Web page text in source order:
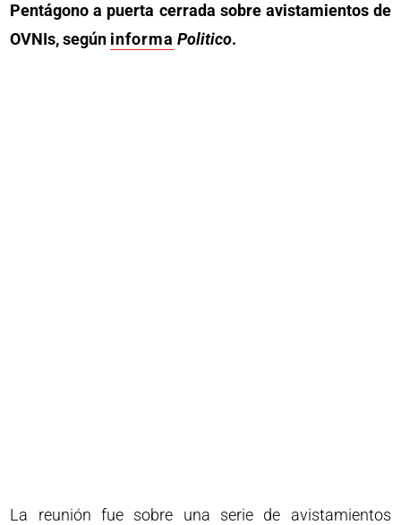
Pentágono a puerta cerrada sobre avistamientos de
OVNIs, según informa Politico.
La reunión fue sobre una serie de avistamientos